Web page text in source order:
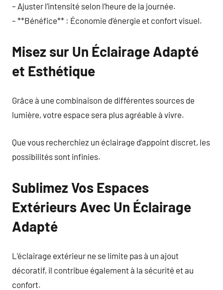
– Ajuster l’intensité selon l’heure de la journée.
– **Bénéfice** : Économie d’énergie et confort visuel.
Misez sur Un Éclairage Adapté
et Esthétique
Grâce à une combinaison de différentes sources de
lumière, votre espace sera plus agréable à vivre.
Que vous recherchiez un éclairage d’appoint discret, les
possibilités sont infinies.
Sublimez Vos Espaces
Extérieurs Avec Un Éclairage
Adapté
L’éclairage extérieur ne se limite pas à un ajout
décoratif, il contribue également à la sécurité et au
confort.